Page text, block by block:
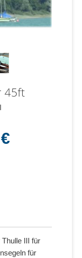
45ft
III für
für